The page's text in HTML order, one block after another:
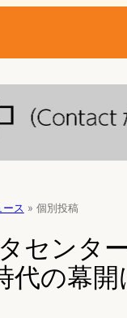
ース » 個別投稿
センタ
代の幕開